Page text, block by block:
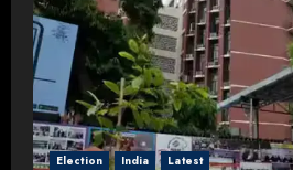
Election India Latest